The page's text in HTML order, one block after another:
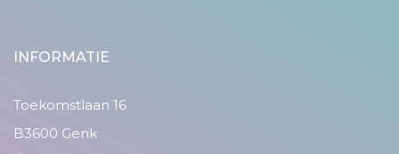
INFORMATIE
Toekomstlaan 16
B3600 Genk